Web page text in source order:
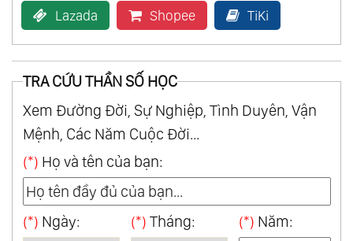
Lazada Shopee TiKi
TRA CỨU THẦN SỐ HỌC
Xem Đường Đời, Sự Nghiệp, Tình Duyên, Vận
Mệnh, Các Năm Cuộc Đời...
(*) Họ và tên của bạn:
(*) Ngày: (*) Tháng: (*) Năm: